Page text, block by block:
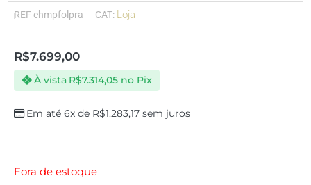
REF chmpfolpra CAT: Loja
R$7.699,00
Em até 6x de R$1.283,17 sem juros
À vista R$7.314,05 no Pix
Fora de estoque